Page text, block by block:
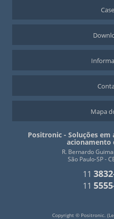
Mapa
Positronic - Soluções
acionamento
R. Bernardo
São Paulo-SP -
11
11
Copyright © Positronic.